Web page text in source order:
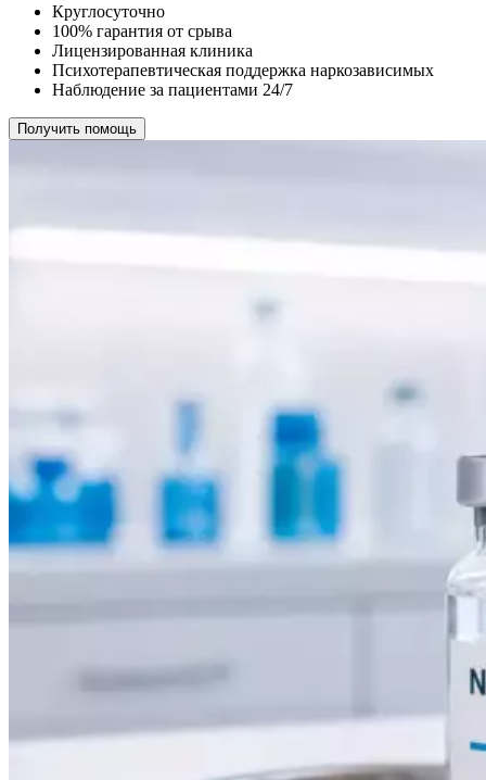
Круглосуточно
100% гарантия от срыва
Лицензированная клиника
Психотерапевтическая поддержка наркозависимых
Наблюдение за пациентами 24/7
Получить помощь